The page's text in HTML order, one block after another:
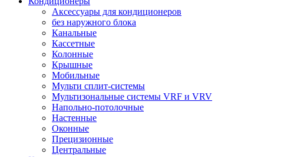
Аксессуары для кондиционеров
без наружного блока
Канальные
Кассетные
Колонные
Крышные
Мобильные
Мульти сплит-системы
Мультизональные системы VRF и VRV
Напольно-потолочные
Настенные
Оконные
Прецизионные
Центральные